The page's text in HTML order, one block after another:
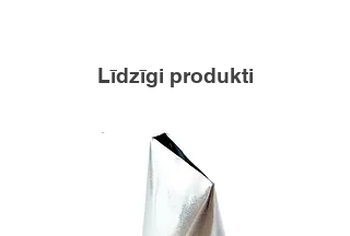
Līdzīgi produkti